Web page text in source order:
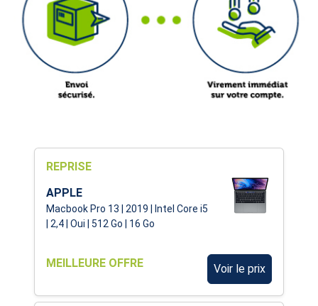
REPRISE
APPLE
Macbook Pro 13 | 2019 | Intel Core i5
| 2,4 | Oui | 512 Go | 16 Go
MEILLEURE OFFRE Voir le prix